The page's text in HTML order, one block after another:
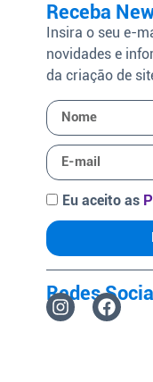
Receba
Insira o seu e-
novidades e
da criação de
Eu aceito as
Redes